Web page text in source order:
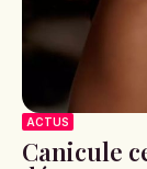
ACTUS
Canicule